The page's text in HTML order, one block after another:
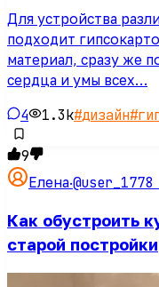
Для устройства
подходит
материал, сразу же
сердца и умы всех…
4 1.3k#дизайн#
9
Елена·@user_1778
Как обустроить
старой постройки